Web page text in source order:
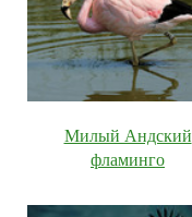
Милый Андский
фламинго